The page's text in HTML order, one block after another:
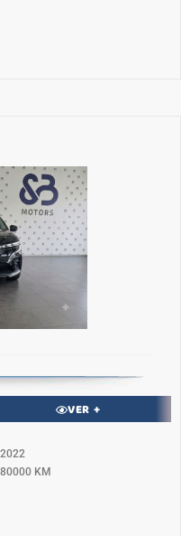
VER +
2022
80000 KM